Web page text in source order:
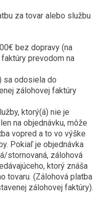
za tovar alebo službu
bez dopravy (na
prevodom na
sa odosiela do
zálohovej faktúry
ktorý(á) nie je
na objednávku, môže
vopred a to vo výške
Pokiaľ je objednávka
stornovaná, zálohová
ktorý znáša
tovaru. (Zálohová platba
zálohovej faktúry).